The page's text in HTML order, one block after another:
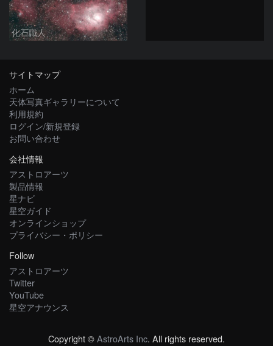
化石職人
サイトマップ
ホーム
天体写真ギャラリーについて
利用規約
ログイン/新規登録
お問い合わせ
会社情報
アストロアーツ
製品情報
星ナビ
星空ガイド
オンラインショップ
プライバシー・ポリシー
Follow
アストロアーツ
Twitter
YouTube
星空アナウンス
Copyright ©AstroArts Inc. All rights reserved.